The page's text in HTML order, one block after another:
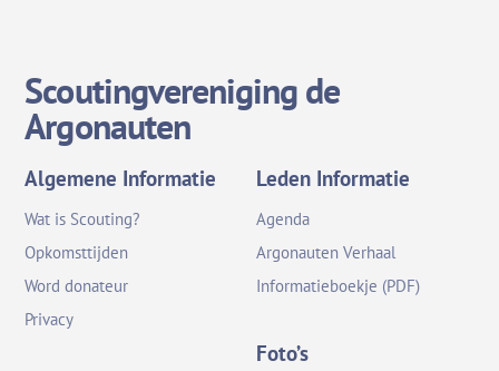
Scoutingvereniging de
Argonauten
Algemene Informatie
Wat is Scouting?
Opkomsttijden
Word donateur
Privacy
Leden Informatie
Agenda
Argonauten Verhaal
Informatieboekje (PDF)
Foto’s